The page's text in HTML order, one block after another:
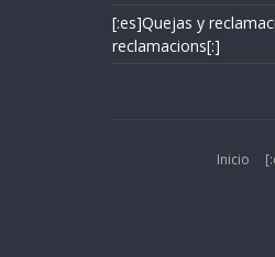
[:es]Quejas y
reclamacions[:]
Inicio